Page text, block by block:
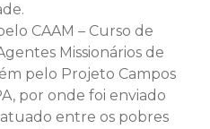
CAAM – Curso de
Missionários de
pelo Projeto Campos
por onde foi enviado
entre os pobres